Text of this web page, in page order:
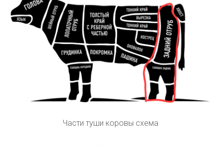
Части туши коровы схема